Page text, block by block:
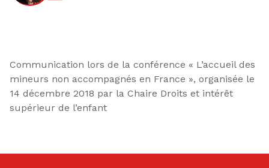
Communication lors de la conférence « L’accueil des
mineurs non accompagnés en France », organisée le
14 décembre 2018 par la Chaire Droits et intérêt
supérieur de l’enfant